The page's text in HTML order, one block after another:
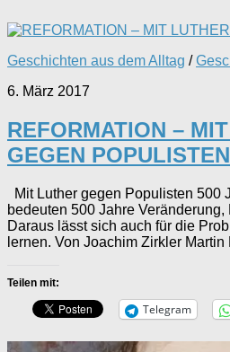
Geschichten aus dem Alltag /
6. März 2017
REFORMATION –
GEGEN POPULISTEN
Mit Luther gegen Populisten 500
bedeuten 500 Jahre
Daraus lässt sich auch für die
lernen. Von Joachim Zirkler Martin
Teilen mit:
Telegram